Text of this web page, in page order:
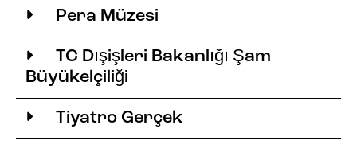
Pera Müzesi
TC Dışişleri Bakanlığı Şam
Büyükelçiliği
Tiyatro Gerçek